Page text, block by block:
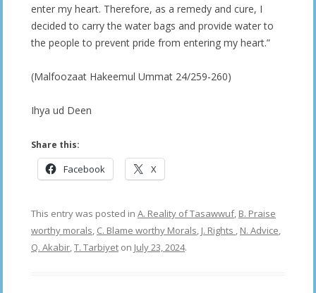
enter my heart. Therefore, as a remedy and cure, I
decided to carry the water bags and provide water to
the people to prevent pride from entering my heart.”
(Malfoozaat Hakeemul Ummat 24/259-260)
Ihya ud Deen
Share this:
Facebook X
This entry was posted in A. Reality of Tasawwuf, B. Praise
worthy morals, C. Blame worthy Morals, J. Rights , N. Advice,
Q. Akabir,T. Tarbiyet on July 23, 2024.